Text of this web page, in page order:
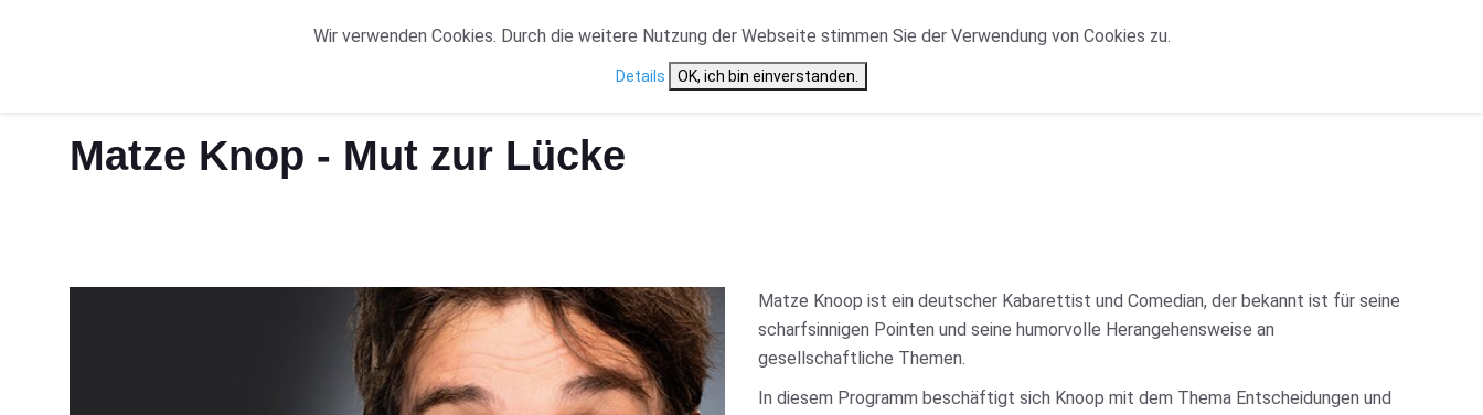
START ORTE VERANSTALTUNGSTYP NEWS CAST ÜBERSICHT
Matze Knop - Mut zur Lücke
Matze Knoop ist ein deutscher Kabarettist und Comedian, der bekannt ist für seine
scharfsinnigen Pointen und seine humorvolle Herangehensweise an
gesellschaftliche Themen.
In diesem Programm beschäftigt sich Knoop mit dem Thema Entscheidungen und
Wir verwenden Cookies. Durch die weitere Nutzung der Webseite stimmen Sie der Verwendung von Cookies zu.
Details OK, ich bin einverstanden.